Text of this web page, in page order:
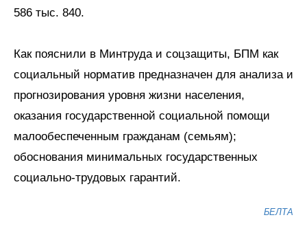
586 тыс. 840.
Как пояснили в Минтруда и соцзащиты, БПМ как
социальный норматив предназначен для анализа и
прогнозирования уровня жизни населения,
оказания государственной социальной помощи
малообеспеченным гражданам (семьям);
обоснования минимальных государственных
социально-трудовых гарантий.
БЕЛТА